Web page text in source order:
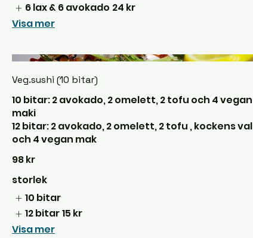
6 lax & 6 avokado 24 kr
Visa mer
Veg.sushi (10 bitar)
10 bitar: 2 avokado, 2 omelett, 2 tofu och 4 vegan
maki
12 bitar: 2 avokado, 2 omelett, 2 tofu , kockens val
och 4 vegan mak
98 kr
storlek
10 bitar
12 bitar15 kr
Visa mer